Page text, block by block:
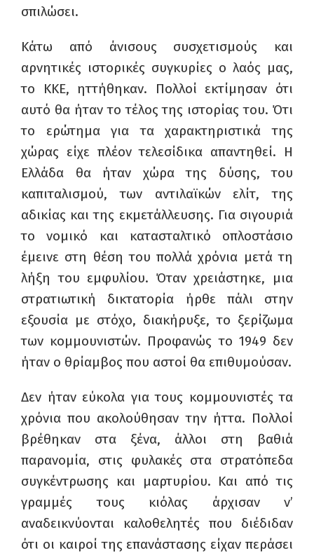
σπιλώσει.
Κάτω από άνισους συσχετισμούς και
αρνητικές ιστορικές συγκυρίες ο λαός μας,
το ΚΚΕ, ηττήθηκαν. Πολλοί εκτίμησαν ότι
αυτό θα ήταν το τέλος της ιστορίας του. Ότι
το ερώτημα για τα χαρακτηριστικά της
χώρας είχε πλέον τελεσίδικα απαντηθεί. Η
Ελλάδα θα ήταν χώρα της δύσης, του
καπιταλισμού, των αντιλαϊκών ελίτ, της
αδικίας και της εκμετάλλευσης. Για σιγουριά
το νομικό και κατασταλτικό οπλοστάσιο
έμεινε στη θέση του πολλά χρόνια μετά τη
λήξη του εμφυλίου. Όταν χρειάστηκε, μια
στρατιωτική δικτατορία ήρθε πάλι στην
εξουσία με στόχο, διακήρυξε, το ξερίζωμα
των κομμουνιστών. Προφανώς το 1949 δεν
ήταν ο θρίαμβος που αστοί θα επιθυμούσαν.
Δεν ήταν εύκολα για τους κομμουνιστές τα
χρόνια που ακολούθησαν την ήττα. Πολλοί
βρέθηκαν στα ξένα, άλλοι στη βαθιά
παρανομία, στις φυλακές στα στρατόπεδα
συγκέντρωσης και μαρτυρίου. Και από τις
γραμμές τους κιόλας άρχισαν ν’
αναδεικνύονται καλοθελητές που διέδιδαν
ότι οι καιροί της επανάστασης είχαν περάσει